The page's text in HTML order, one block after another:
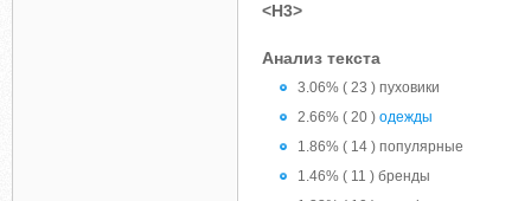
<H3>
Анализ текста
3.06% ( 23 ) пуховики
2.66% ( 20 ) одежды
1.86% ( 14 ) популярные
1.46% ( 11 ) бренды